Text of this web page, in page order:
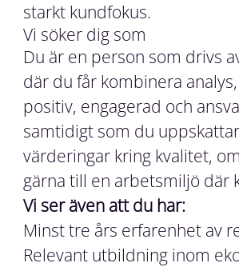
starkt kundfokus.
Vi söker dig som
Du är en person som drivs
där du får kombinera
positiv, engagerad och
samtidigt som du
värderingar kring kvalitet,
gärna till en arbetsmiljö där
Vi ser även att du har:
Minst tre års erfarenhet av
Relevant utbildning inom